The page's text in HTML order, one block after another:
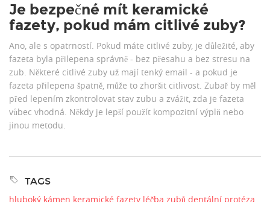
Je bezpečné mít keramické
fazety, pokud mám citlivé zuby?
Ano, ale s opatrností. Pokud máte citlivé zuby, je důležité, aby
fazeta byla přilepena správně - bez přesahu a bez stresu na
zub. Některé citlivé zuby už mají tenký email - a pokud je
fazeta přilepena špatně, může to zhoršit citlivost. Zubař by měl
před lepením zkontrolovat stav zubu a zvážit, zda je fazeta
vůbec vhodná. Někdy je lepší použít kompozitní výplň nebo
jinou metodu.
TAGS
hluboký kámen keramické fazety léčba zubů dentální protéza